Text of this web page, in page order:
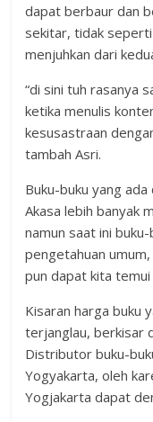
dapat berbaur dan
sekitar, tidak seperti
menjuhkan dari
“di sini tuh rasanya
ketika menulis
kesusastraan
tambah Asri.
Buku-buku yang
Akasa lebih banyak
namun saat ini
pengetahuan
pun dapat kita
Kisaran harga buku
terjanglau, berkisar
Distributor buku-
Yogyakarta, oleh
Yogjakarta dapat